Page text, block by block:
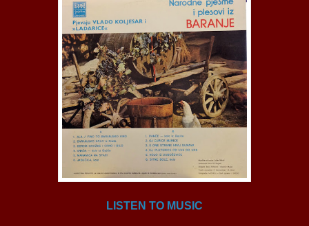
LISTEN TO MUSIC